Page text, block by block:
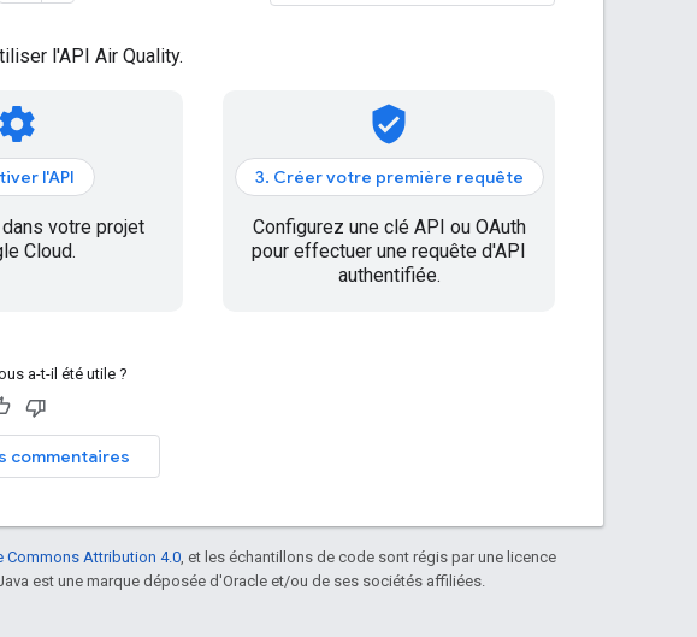
l'API Air Quality.
settings
l'API
votre projet
Cloud.
verified_user
3. Créer votre première requête
Configurez une clé API ou OAuth
pour effectuer une requête d'API
authentifiée.
a-t-il été utile ?
commentaires
Commons Attribution 4.0 , et les échantillons de code sont régis par une licence
Java est une marque déposée d'Oracle et/ou de ses sociétés affiliées.